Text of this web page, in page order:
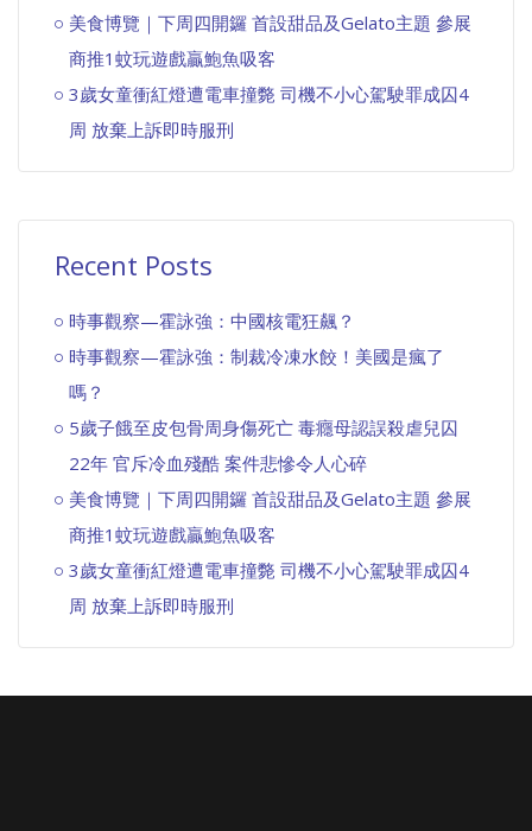
美食博覽｜下周四開鑼 首設甜品及Gelato主題 參展
商推1蚊玩遊戲贏鮑魚吸客
3歲女童衝紅燈遭電車撞斃 司機不小心駕駛罪成囚4
周 放棄上訴即時服刑
Recent Posts
時事觀察—霍詠強：中國核電狂飆？
時事觀察—霍詠強：制裁冷凍水餃！美國是瘋了
嗎？
5歲子餓至皮包骨周身傷死亡 毒癮母認誤殺虐兒囚
22年 官斥冷血殘酷 案件悲慘令人心碎
美食博覽｜下周四開鑼 首設甜品及Gelato主題 參展
商推1蚊玩遊戲贏鮑魚吸客
3歲女童衝紅燈遭電車撞斃 司機不小心駕駛罪成囚4
周 放棄上訴即時服刑